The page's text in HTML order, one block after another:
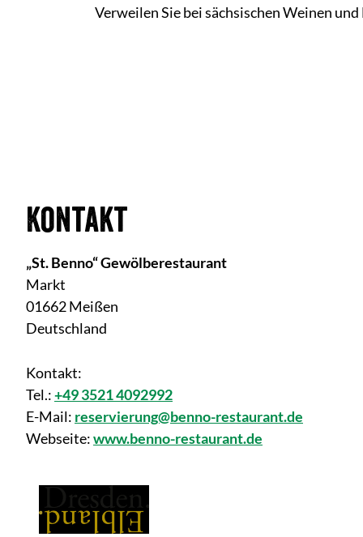
Verweilen Sie bei sächsischen Weinen
Kontakt
„St. Benno“ Gewölberestaurant
Markt
01662 Meißen
Deutschland
Kontakt:
Tel.:+49 3521 4092992
E-Mail: reservierung@benno-restaurant.de
Webseite:www.benno-restaurant.de